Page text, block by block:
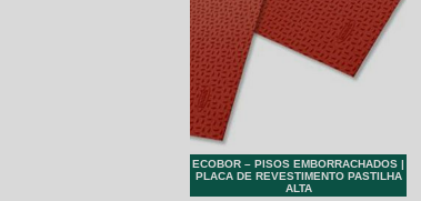
ECOBOR – PISOS EMBORRACHADOS |
PLACA DE REVESTIMENTO PASTILHA
ALTA